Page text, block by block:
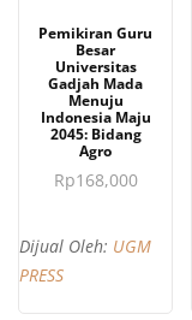
BELI SEKARANG
Pemikiran Guru
Besar
Universitas
Gadjah Mada
Menuju
Indonesia Maju
2045: Bidang
Agro
Rp168,000
Dijual Oleh: UGM
PRESS